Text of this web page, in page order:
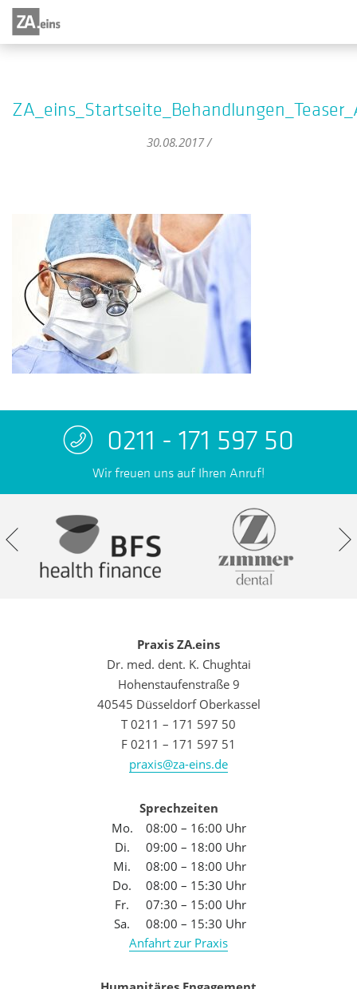
30.08.2017 /
0211 - 171 597 50
Wir freuen uns auf Ihren Anruf!
Praxis ZA.eins
Dr. med. dent. K. Chughtai
Hohenstaufenstraße 9
40545 Düsseldorf Oberkassel
T 0211 – 171 597 50
F 0211 – 171 597 51
praxis@za-eins.de
Sprechzeiten
Mo.
08:00 – 16:00 Uhr
Di.
09:00 – 18:00 Uhr
Mi.
08:00 – 18:00 Uhr
Do.
08:00 – 15:30 Uhr
Fr.
07:30 – 15:00 Uhr
Sa.
08:00 – 15:30 Uhr
Anfahrt zur Praxis